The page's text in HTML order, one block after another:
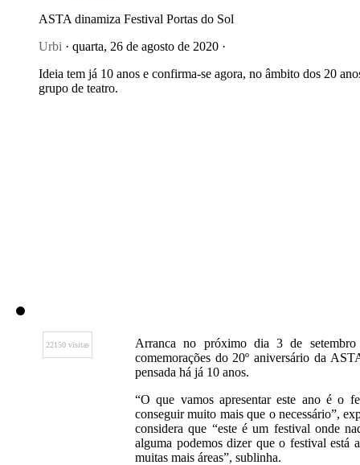
ASTA dinamiza Festival Portas do Sol
Urbi · quarta, 26 de agosto de 2020 ·
Ideia tem já 10 anos e confirma-se agora, no âmbito dos 20
grupo de teatro.
22150 visitas
Arranca no próximo dia 3 de
comemorações do 20º aniversário da
pensada há já 10 anos.
“O que vamos apresentar este ano é o
conseguir muito mais que o necessário”,
considera que “este é um festival onde
alguma podemos dizer que o festival está
muitas mais áreas”, sublinha.